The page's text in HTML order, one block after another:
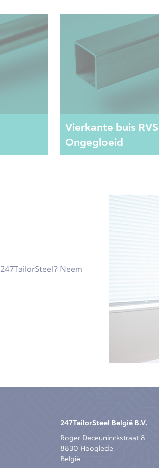
Vierkante buis
Ongegloeid
Neem
247TailorSteel België B.V.
Roger Deceuninckstraat 8
8830 Hooglede
België